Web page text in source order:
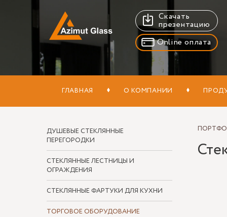
Скачать
презентацию
Online оплата
ГЛАВНАЯ О КОМПАНИИ
ДУШЕВЫЕ СТЕКЛЯННЫЕ
ПЕРЕГОРОДКИ
СТЕКЛЯННЫЕ ЛЕСТНИЦЫ И
ОГРАЖДЕНИЯ
СТЕКЛЯННЫЕ ФАРТУКИ ДЛЯ КУХНИ
ТОРГОВОЕ ОБОРУДОВАНИЕ